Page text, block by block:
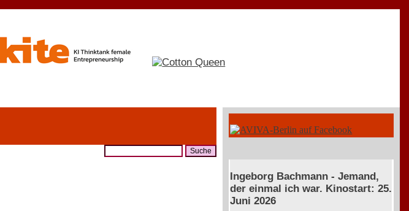
Ingeborg Bachmann - Jemand,
der einmal ich war. Kinostart: 25.
Juni 2026